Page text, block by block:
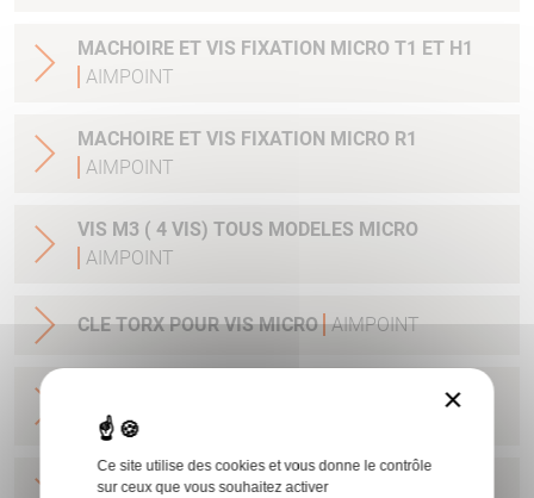
MACHOIRE ET VIS FIXATION MICRO T1 ET H1
AIMPOINT
MACHOIRE ET VIS FIXATION MICRO R1
AIMPOINT
VIS M3 ( 4 VIS) TOUS MODELES MICRO
AIMPOINT
CLE TORX POUR VIS MICRO AIMPOINT
ENSEMBLE CONVERSION A LEVIER MONTAGE
RAPIDE MICRO H1/H212184
BASE MICRO POUR RAIL 11 MM AVEC CLEF ET
×
Ce site utilise des cookies et vous donne le contrôle
sur ceux que vous souhaitez activer